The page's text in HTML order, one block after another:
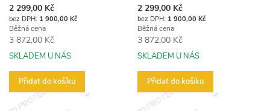
Akční
cena
2 299,00 Kč
1 900,00 Kč
Běžná cena
3 872,00 Kč
SKLADEM U NÁS
Přidat do košíku
Akční
cena
2 299,00 Kč
1 900,00 Kč
Běžná cena
3 872,00 Kč
SKLADEM U NÁS
Přidat do košíku